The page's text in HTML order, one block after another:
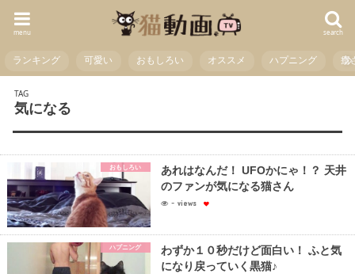
search
menu
ランキング 可愛い おもしろい オススメ ハプニング 癒
TAG
気になる
おもしろい
あれはなんだ！ UFOかにゃ！？ 天井
のファンが気になる猫さん
- views
ハプニング
わずか１０秒だけど面白い！ ふと気
になり戻っていく黒猫♪